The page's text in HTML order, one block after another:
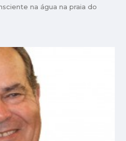
na água na praia do